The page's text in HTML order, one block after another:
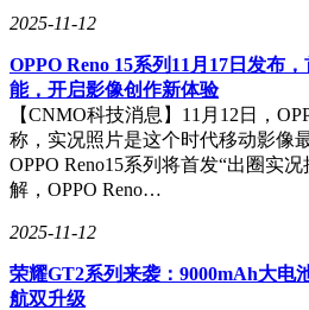
2025-11-12
OPPO Reno 15系列11月17日发布
能，开启影像创作新体验
【CNMO科技消息】11月12日，
称，实况照片是这个时代移动影像
OPPO Reno15系列将首发“出圈实
解，OPPO Reno…
2025-11-12
荣耀GT2系列来袭：9000mAh大电
航双升级